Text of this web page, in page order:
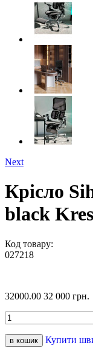
Next
Крісло
black
Код товару:
027218
32000.00 32 000 грн.
в кошик Купити